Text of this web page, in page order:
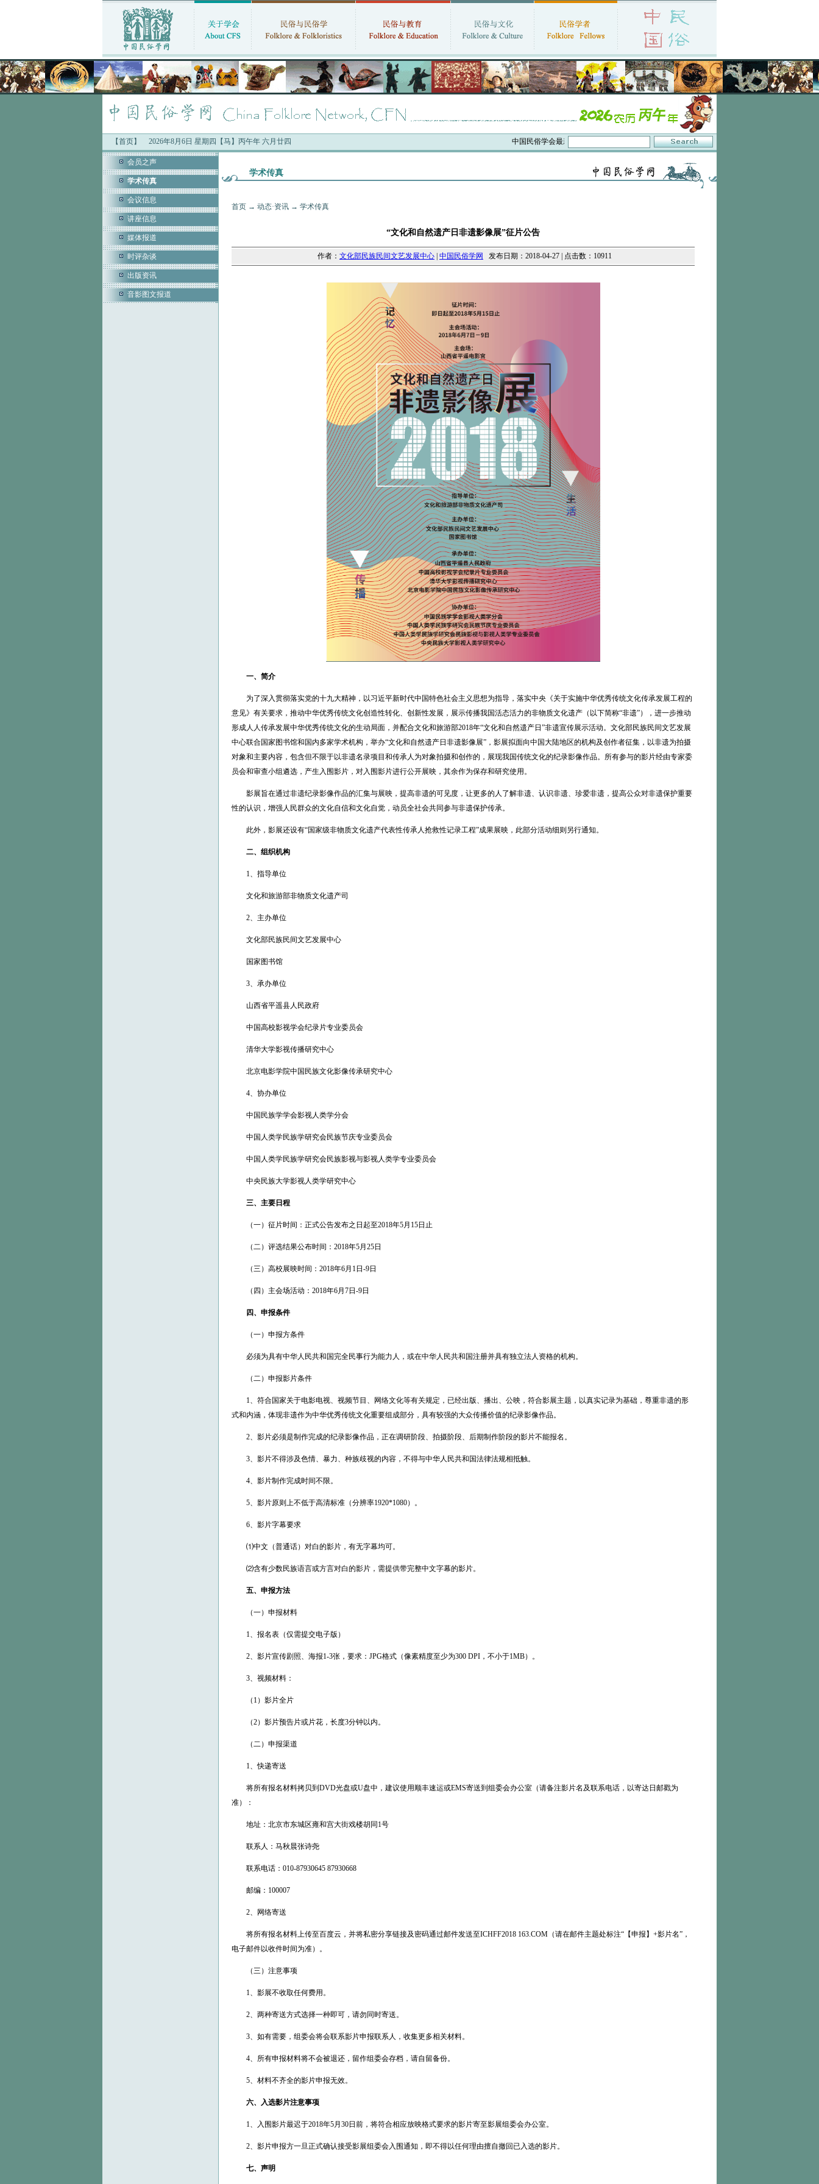
【首页】 2026年8月6日 星期四【马】丙午年 六月廿四 中国民俗学会最新公告： ·“中国人的时间：二十四节气知识体系与数字叙事”研讨会在京召开
会员之声
学术传真
会议信息
讲座信息
媒体报道
时评杂谈
出版资讯
音影图文报道
学术传真
首页→ 动态·资讯→ 学术传真
“文化和自然遗产日非遗影像展”征片公告
作者： 文化部民族民间文艺发展中心 中国民俗学网 发布日期：2018-04-27 | 点击数：10911
一、简介
为了深入贯彻落实党的十九大精神，以习近平新时代中国特色社会主义思想为指导，落实中央《关于实施中华优秀传统文化传承发展工程的
意见》有关要求，推动中华优秀传统文化创造性转化、创新性发展，展示传播我国活态活力的非物质文化遗产（以下简称“非遗”），进一步推动
形成人人传承发展中华优秀传统文化的生动局面，并配合文化和旅游部2018年“文化和自然遗产日”非遗宣传展示活动。文化部民族民间文艺发展
中心联合国家图书馆和国内多家学术机构，举办“文化和自然遗产日非遗影像展”，影展拟面向中国大陆地区的机构及创作者征集，以非遗为拍摄
对象和主要内容，包含但不限于以非遗名录项目和传承人为对象拍摄和创作的，展现我国传统文化的纪录影像作品。所有参与的影片经由专家委
员会和审查小组遴选，产生入围影片，对入围影片进行公开展映，其余作为保存和研究使用。
影展旨在通过非遗纪录影像作品的汇集与展映，提高非遗的可见度，让更多的人了解非遗、认识非遗、珍爱非遗，提高公众对非遗保护重要
性的认识，增强人民群众的文化自信和文化自觉，动员全社会共同参与非遗保护传承。
此外，影展还设有“国家级非物质文化遗产代表性传承人抢救性记录工程”成果展映，此部分活动细则另行通知。
二、组织机构
1、指导单位
文化和旅游部非物质文化遗产司
2、主办单位
文化部民族民间文艺发展中心
国家图书馆
3、承办单位
山西省平遥县人民政府
中国高校影视学会纪录片专业委员会
清华大学影视传播研究中心
北京电影学院中国民族文化影像传承研究中心
4、协办单位
中国民族学学会影视人类学分会
中国人类学民族学研究会民族节庆专业委员会
中国人类学民族学研究会民族影视与影视人类学专业委员会
中央民族大学影视人类学研究中心
三、主要日程
（一）征片时间：正式公告发布之日起至2018年5月15日止
（二）评选结果公布时间：2018年5月25日
（三）高校展映时间：2018年6月1日-9日
（四）主会场活动：2018年6月7日-9日
四、申报条件
（一）申报方条件
必须为具有中华人民共和国完全民事行为能力人，或在中华人民共和国注册并具有独立法人资格的机构。
（二）申报影片条件
1、符合国家关于电影电视、视频节目、网络文化等有关规定，已经出版、播出、公映，符合影展主题，以真实记录为基础，尊重非遗的形
式和内涵，体现非遗作为中华优秀传统文化重要组成部分，具有较强的大众传播价值的纪录影像作品。
2、影片必须是制作完成的纪录影像作品，正在调研阶段、拍摄阶段、后期制作阶段的影片不能报名。
3、影片不得涉及色情、暴力、种族歧视的内容，不得与中华人民共和国法律法规相抵触。
4、影片制作完成时间不限。
5、影片原则上不低于高清标准（分辨率1920*1080）。
6、影片字幕要求
⑴中文（普通话）对白的影片，有无字幕均可。
⑵含有少数民族语言或方言对白的影片，需提供带完整中文字幕的影片。
五、申报方法
（一）申报材料
1、报名表（仅需提交电子版）
2、影片宣传剧照、海报1-3张，要求：JPG格式（像素精度至少为300 DPI，不小于1MB）。
3、视频材料：
（1）影片全片
（2）影片预告片或片花，长度3分钟以内。
（二）申报渠道
1、快递寄送
将所有报名材料拷贝到DVD光盘或U盘中，建议使用顺丰速运或EMS寄送到组委会办公室（请备注影片名及联系电话，以寄达日邮戳为
准）：
地址：北京市东城区雍和宫大街戏楼胡同1号
联系人：马秋晨张诗尧
联系电话：010-87930645 87930668
邮编：100007
2、网络寄送
将所有报名材料上传至百度云，并将私密分享链接及密码通过邮件发送至ICHFF2018 163.COM（请在邮件主题处标注“【申报】+影片名”，
电子邮件以收件时间为准）。
（三）注意事项
1、影展不收取任何费用。
2、两种寄送方式选择一种即可，请勿同时寄送。
3、如有需要，组委会将会联系影片申报联系人，收集更多相关材料。
4、所有申报材料将不会被退还，留作组委会存档，请自留备份。
5、材料不齐全的影片申报无效。
六、入选影片注意事项
1、入围影片最迟于2018年5月30日前，将符合相应放映格式要求的影片寄至影展组委会办公室。
2、影片申报方一旦正式确认接受影展组委会入围通知，即不得以任何理由擅自撤回已入选的影片。
七、声明